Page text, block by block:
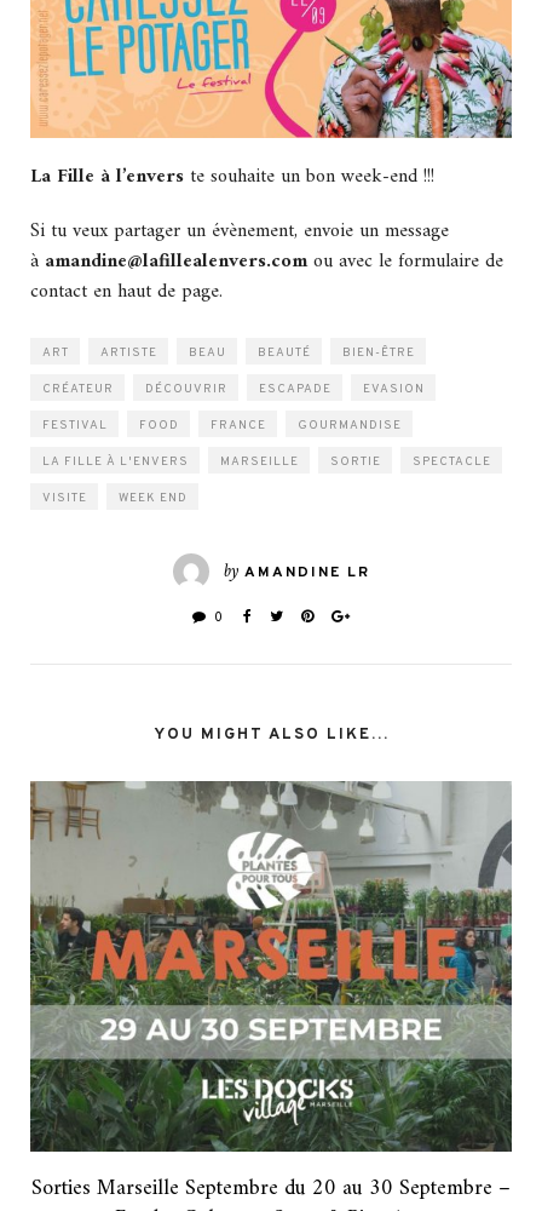
La Fille à l’envers te souhaite un bon week-end !!!
Si tu veux partager un évènement, envoie un message
à amandine@lafillealenvers.comou avec le formulaire de
contact en haut de page.
ART ARTISTE BEAU BEAUTÉ BIEN-ÊTRE
CRÉATEUR DÉCOUVRIR ESCAPADE EVASION
FESTIVAL FOOD FRANCE GOURMANDISE
LA FILLE À L'ENVERS MARSEILLE SORTIE SPECTACLE
VISITE WEEK END
by AMANDINE LR
0
YOU MIGHT ALSO LIKE...
Sorties Marseille Septembre du 20 au 30 Septembre –